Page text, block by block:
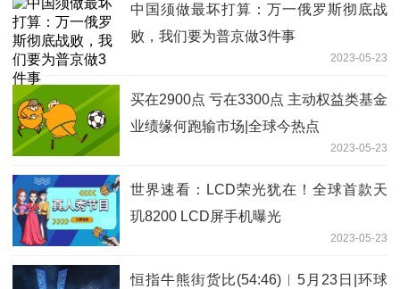
中国须做最坏打算：万一俄罗斯彻底战
败，我们要为普京做3件事
2023-05-23
买在2900点 亏在3300点 主动权益类基金
业绩缘何跑输市场|全球今热点
2023-05-23
世界速看：LCD荣光犹在！全球首款天
玑8200 LCD屏手机曝光
2023-05-23
恒指牛熊街货比(54:46)︱5月23日|环球